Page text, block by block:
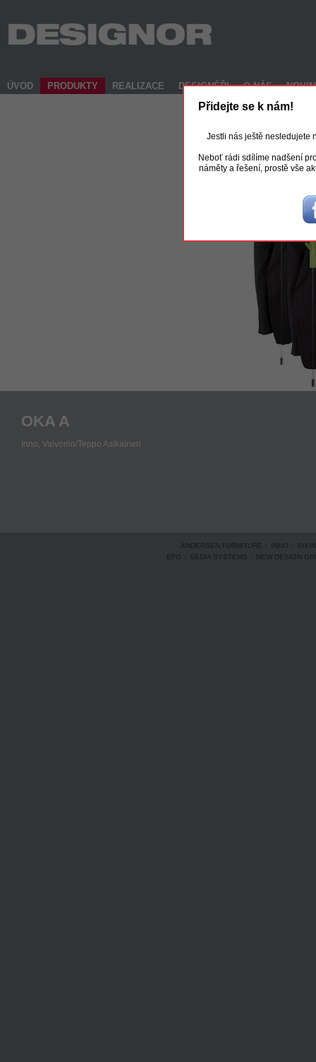
ÚVOD PRODUKTY REALIZACE DESIGNÉŘI O NÁS
OKA A
Inno, Valvomo/Teppo Asikainen
ANDERSEN FURNITURE :: INNO ::
EFG :: SEDIA SYSTEMS :: NEW DESIGN
Přidejte se k nám!
Jestli nás ještě nesledujete
Neboť rádi sdílíme nadšení
náměty a řešení, prostě vše